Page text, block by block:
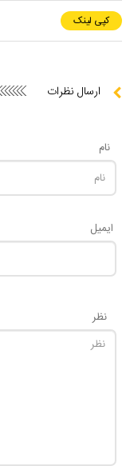
کپی لینک
ارسال نظرات
نام
ایمیل
نظر